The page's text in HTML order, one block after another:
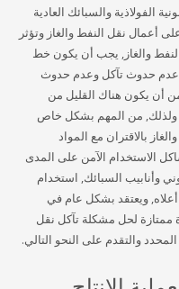
الفولاذية والسبائك العادية
أعمال نقل النفط والغاز وتؤثر
والغاز, يجب أن يكون خط
عدم حدوث تآكل وعدم حدوث
أن يضمن أن يكون هناك القليل من
ولذلك, من المهم بشكل خاص
بالاقتران مع المواد
الاستخدام الآمن على المدى
وأنابيب السبائك, استخدام
ويعتقد بشكل عام في
ممتازة لحل مشكلة تآكل نقل
والتقدم على النحو التالي.